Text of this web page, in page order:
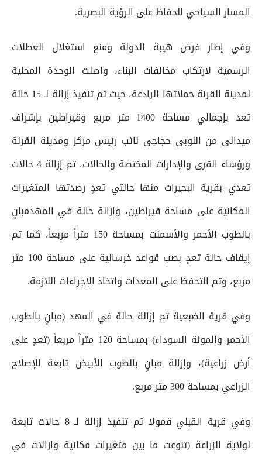
المسار السياحي للحفاظ على الرؤية البصرية.
وفي إطار فرض هيبة الدولة ومنع استغلال العطلات
الرسمية لارتكاب مخالفات البناء، واصلت الوحدة المحلية
لمدينة القرنة حملاتها الرادعة، حيث تم تنفيذ إزالة لـ 15 حالة
تعد بإجمالي مساحة 1400 متر مربع وقيراطين بإشراف
ميدانى من النوبى حجاجى نائب رئيس مركز ومدينة القرنة
ورؤساء القرى والإدارات المختصة والحالات، تم إزالة 4 حالات
تعدي بقرية البحيرات منها حالتي تعدٍ رصدتها المتغيرات
المكانية على مساحة قيراطين، وإزالة حالة في المهدمبانٍ
بالطوب الأحمر والأسمنت بمساحة 150 متراً مربعاً، كما تم
إيقاف حالة تعدٍ بصب قواعد خرسانية على مساحة 100 متر
مربع، وتم التحفظ على المعدات واتخاذ الإجراءات اللازمة.
وفي قرية الضبعية تم إزالة حالة في المهد (مبانٍ بالطوب
الأحمر والمونة السوداء) بمساحة 120 متراً مربعاً (تعدٍ على
أرض زراعية)، وإزالة مبانٍ بالطوب الأبيض تابعة للإصلاح
الزراعي بمساحة 300 متر مربع.
وفي قرية القبلي قمولا تم تنفيذ إزالة لـ 8 حالات تابعة
لولاية الزراعة (تنوعت ما بين متغيرات مكانية وإزالات في